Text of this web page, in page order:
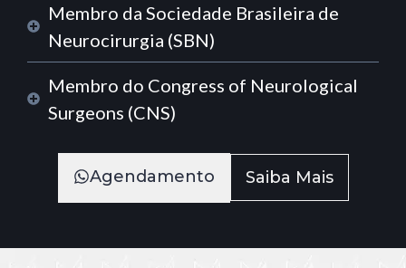
Membro da Sociedade Brasileira de
Neurocirurgia (SBN)
Membro do Congress of Neurological
Surgeons (CNS)
Agendamento Saiba Mais